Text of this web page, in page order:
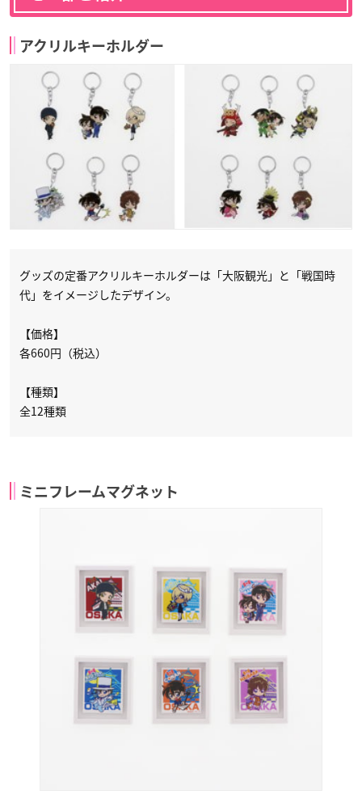
アクリルキーホルダー
グッズの定番アクリルキーホルダーは「大阪観光」と「戦国時
代」をイメージしたデザイン。
【価格】
各660円（税込）
【種類】
全12種類
ミニフレームマグネット